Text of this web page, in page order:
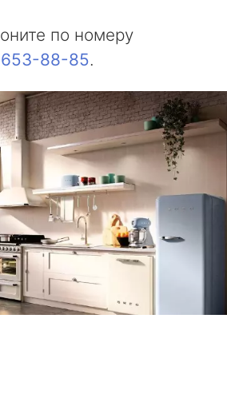
по номеру
88-85.